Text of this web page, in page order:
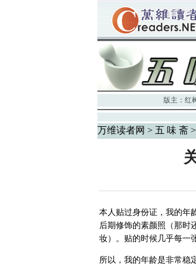
版主： 红
万维读者网 > 五 味 斋>
本人贴过身份证，我的年
后期修饰的素颜照（那时
妆）。贴的时候几乎每一
所以，我的年龄是非常稳